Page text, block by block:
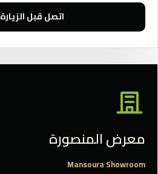
اتصل قبل الزيارة
معرض المنصورة
Mansoura Showroom